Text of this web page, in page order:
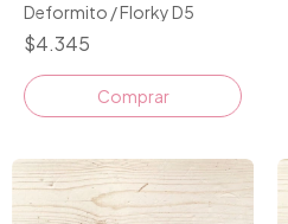
Deformito / Florky D5
$4.345
Comprar